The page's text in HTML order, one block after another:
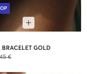
BRACELET GOLD
45 €